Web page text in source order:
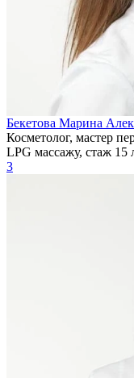
Бекетова Марина
Косметолог, мастер
LPG массажу, стаж 15
3